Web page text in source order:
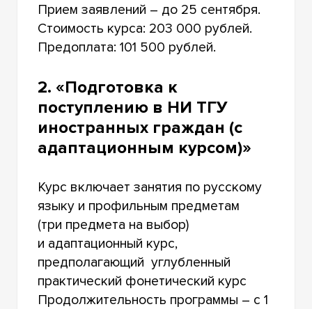
Прием заявлений – до 25 сентября.
Стоимость курса: 203 000 рублей.
Предоплата: 101 500 рублей.
2. «Подготовка к
поступлению в НИ ТГУ
иностранных граждан (с
адаптационным курсом)»
Курс включает занятия по русскому
языку и профильным предметам
(три предмета на выбор)
и адаптационный курс,
предполагающий углубленный
практический фонетический курс
Продолжительность программы – с 1